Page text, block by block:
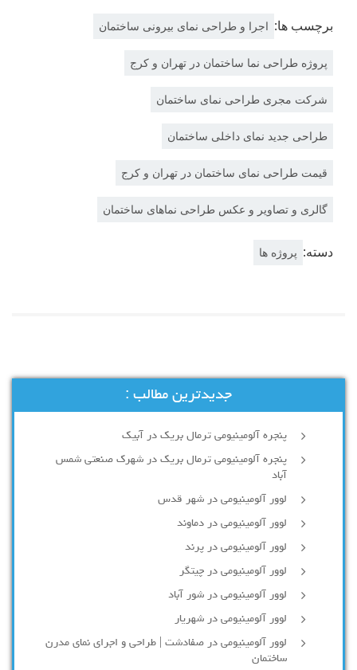
برچسب ها: اجرا و طراحی نمای بیرونی ساختمان
پروژه طراحی نما ساختمان در تهران و کرج
شرکت مجری طراحی نمای ساختمان
طراحی جدید نمای داخلی ساختمان
قیمت طراحی نمای ساختمان در تهران و کرج
گالری و تصاویر و عکس طراحی نماهای ساختمان
دسته: پروژه ها
جدیدترین مطالب :
پنجره آلومینیومی ترمال بریک در آبیک
پنجره آلومینیومی ترمال بریک در شهرک صنعتی شمس
آباد
لوور آلومینیومی در شهر قدس
لوور آلومینیومی در دماوند
لوور آلومینیومی در پرند
لوور آلومینیومی در چیتگر
لوور آلومینیومی در شور آباد
لوور آلومينيومي در شهريار
لوور آلومینیومی در صفادشت | طراحی و اجرای نمای مدرن
ساختمان